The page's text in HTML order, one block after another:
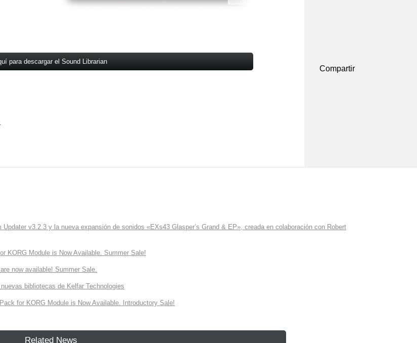
para descargar el Sound Librarian
Compartir
v3.2.3 y la nueva expansión de sonidos «EXs43 Glasper’s Grand & EP», creada en colaboración con Robert
KORG Module is Now Available. Summer Sale!
now available! Summer Sale.
bibliotecas de Kelfar Technologies
for KORG Module is Now Available. Introductory Sale!
Related News